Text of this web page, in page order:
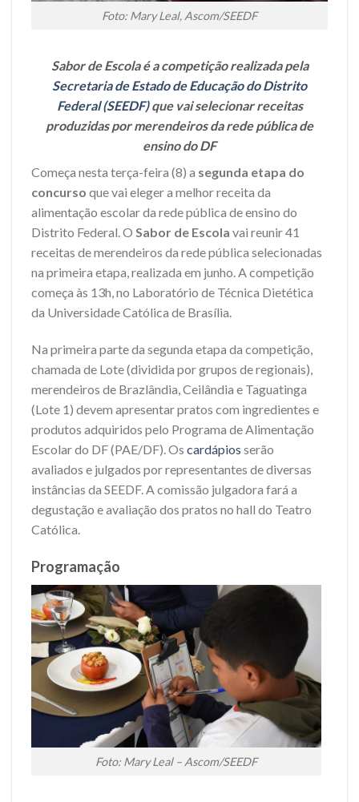
Foto: Mary Leal, Ascom/SEEDF
Sabor de Escola é a competição realizada pela
Secretaria de Estado de Educação do Distrito
Federal (SEEDF)que vai selecionar receitas
produzidas por merendeiros da rede pública de
ensino do DF
Começa nesta terça-feira (8) a segunda etapa do
concurso que vai eleger a melhor receita da
alimentação escolar da rede pública de ensino do
Distrito Federal. O Sabor de Escola vai reunir 41
receitas de merendeiros da rede pública selecionadas
na primeira etapa, realizada em junho. A competição
começa às 13h, no Laboratório de Técnica Dietética
da Universidade Católica de Brasília.
Na primeira parte da segunda etapa da competição,
chamada de Lote (dividida por grupos de regionais),
merendeiros de Brazlândia, Ceilândia e Taguatinga
(Lote 1) devem apresentar pratos com ingredientes e
produtos adquiridos pelo Programa de Alimentação
Escolar do DF (PAE/DF). Os cardápios serão
avaliados e julgados por representantes de diversas
instâncias da SEEDF. A comissão julgadora fará a
degustação e avaliação dos pratos no hall do Teatro
Católica.
Programação
Foto: Mary Leal – Ascom/SEEDF